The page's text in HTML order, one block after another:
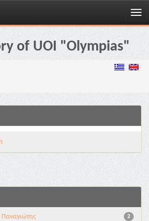
of UOI "Olympias"
2
Παναγιώτης